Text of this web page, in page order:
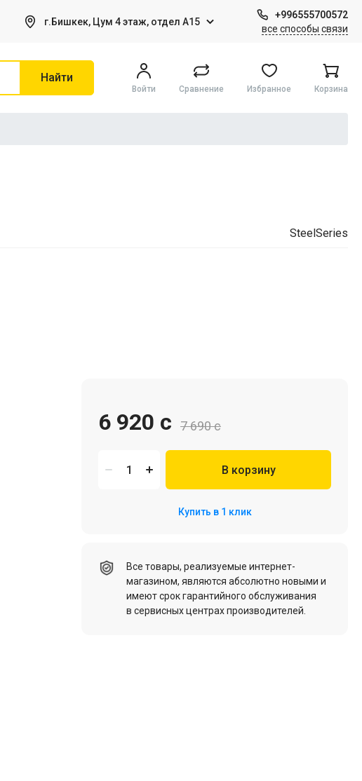
г.Бишкек, Цум 4 этаж, отдел А15
+996555700572
все способы связи
Цифровые товары (Подписки PSN, Xbox, Steam, ПК)
Найти
Войти Сравнение Избранное Корзина
SteelSeries
7 690 c
6 920 c
В корзину
Купить в 1 клик
Все товары, реализуемые интернет-
магазином, являются абсолютно новыми и
имеют срок гарантийного обслуживания
в сервисных центрах производителей.